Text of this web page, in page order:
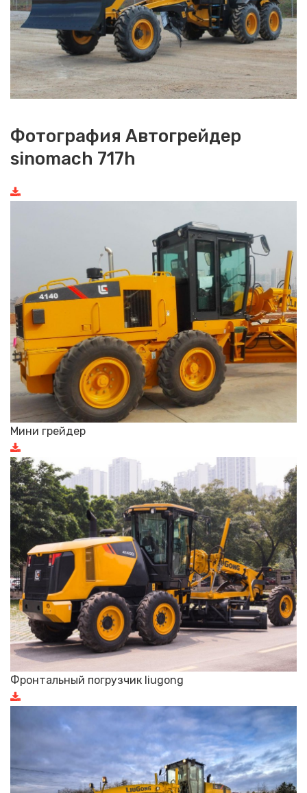
Фотография Автогрейдер
sinomach 717h
Мини грейдер
Фронтальный погрузчик liugong